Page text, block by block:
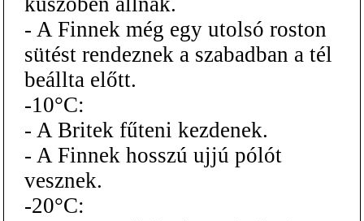
- A Finnek még egy utolsó roston
sütést rendeznek a szabadban a tél
beállta előtt.
-10°C:
- A Britek fűteni kezdenek.
- A Finnek hosszú ujjú pólót
vesznek.
-20°C: